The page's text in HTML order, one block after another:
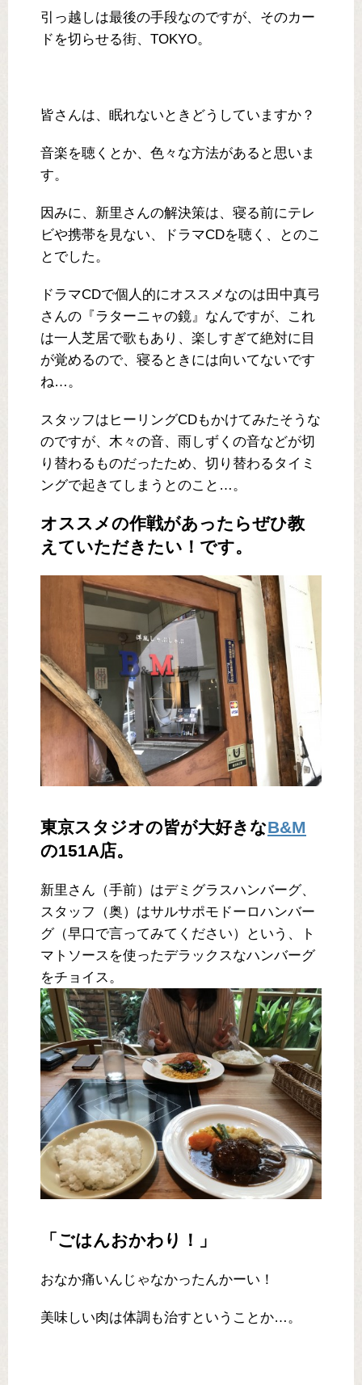
引っ越しは最後の手段なのですが、そのカー
ドを切らせる街、TOKYO。
皆さんは、眠れないときどうしていますか？
音楽を聴くとか、色々な方法があると思いま
す。
因みに、新里さんの解決策は、寝る前にテレ
ビや携帯を見ない、ドラマCDを聴く、とのこ
とでした。
ドラマCDで個人的にオススメなのは田中真弓
さんの『ラターニャの鏡』なんですが、これ
は一人芝居で歌もあり、楽しすぎて絶対に目
が覚めるので、寝るときには向いてないです
ね…。
スタッフはヒーリングCDもかけてみたそうな
のですが、木々の音、雨しずくの音などが切
り替わるものだったため、切り替わるタイミ
ングで起きてしまうとのこと…。
オススメの作戦があったらぜひ教
えていただきたい！です。
東京スタジオの皆が大好きなB&M
の151A店。
新里さん（手前）はデミグラスハンバーグ、
スタッフ（奥）はサルサポモドーロハンバー
グ（早口で言ってみてください）という、ト
マトソースを使ったデラックスなハンバーグ
をチョイス。
「ごはんおかわり！」
おなか痛いんじゃなかったんかーい！
美味しい肉は体調も治すということか…。